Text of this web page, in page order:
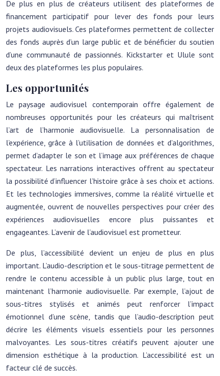
De plus en plus de créateurs utilisent des plateformes de
financement participatif pour lever des fonds pour leurs
projets audiovisuels. Ces plateformes permettent de collecter
des fonds auprès d’un large public et de bénéficier du soutien
d’une communauté de passionnés. Kickstarter et Ulule sont
deux des plateformes les plus populaires.
Les opportunités
Le paysage audiovisuel contemporain offre également de
nombreuses opportunités pour les créateurs qui maîtrisent
l’art de l’harmonie audiovisuelle. La personnalisation de
l’expérience, grâce à l’utilisation de données et d’algorithmes,
permet d’adapter le son et l’image aux préférences de chaque
spectateur. Les narrations interactives offrent au spectateur
la possibilité d’influencer l’histoire grâce à ses choix et actions.
Et les technologies immersives, comme la réalité virtuelle et
augmentée, ouvrent de nouvelles perspectives pour créer des
expériences audiovisuelles encore plus puissantes et
engageantes. L’avenir de l’audiovisuel est prometteur.
De plus, l’accessibilité devient un enjeu de plus en plus
important. L’audio-description et le sous-titrage permettent de
rendre le contenu accessible à un public plus large, tout en
maintenant l’harmonie audiovisuelle. Par exemple, l’ajout de
sous-titres stylisés et animés peut renforcer l’impact
émotionnel d’une scène, tandis que l’audio-description peut
décrire les éléments visuels essentiels pour les personnes
malvoyantes. Les sous-titres créatifs peuvent ajouter une
dimension esthétique à la production. L’accessibilité est un
facteur clé de succès.